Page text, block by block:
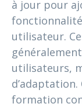
à jour pour
utilisateur.
utilisateurs,
d’adaptation.
formation